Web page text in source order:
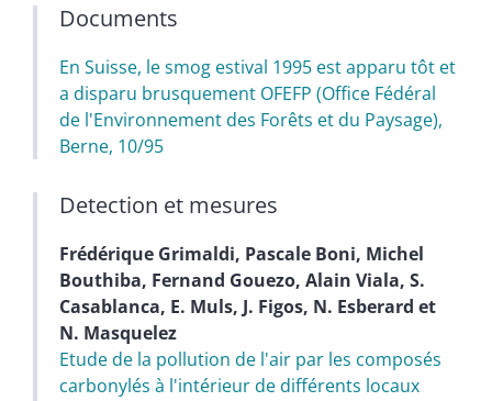
Documents
En Suisse, le smog estival 1995 est apparu tôt et
a disparu brusquement OFEFP (Office Fédéral
de l'Environnement des Forêts et du Paysage),
Berne, 10/95
Detection et mesures
Frédérique Grimaldi, Pascale Boni, Michel
Bouthiba, Fernand Gouezo, Alain Viala, S.
Casablanca, E. Muls, J. Figos, N. Esberard et
N. Masquelez
Etude de la pollution de l'air par les composés
carbonylés à l'intérieur de différents locaux